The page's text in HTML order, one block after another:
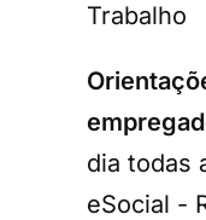
Trabalho
dia todas
eSocial -